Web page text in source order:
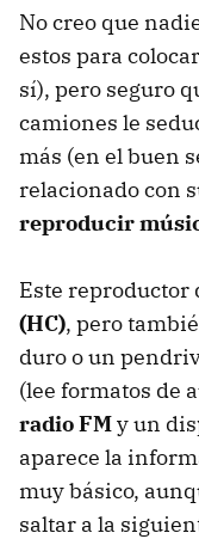
No creo que
estos para
sí), pero seguro
camiones le
más (en el buen
relacionado con
reproducir
Este reproductor
(HC), pero
duro o un
(lee formatos de
radio FMy un
aparece la
muy básico,
saltar a la